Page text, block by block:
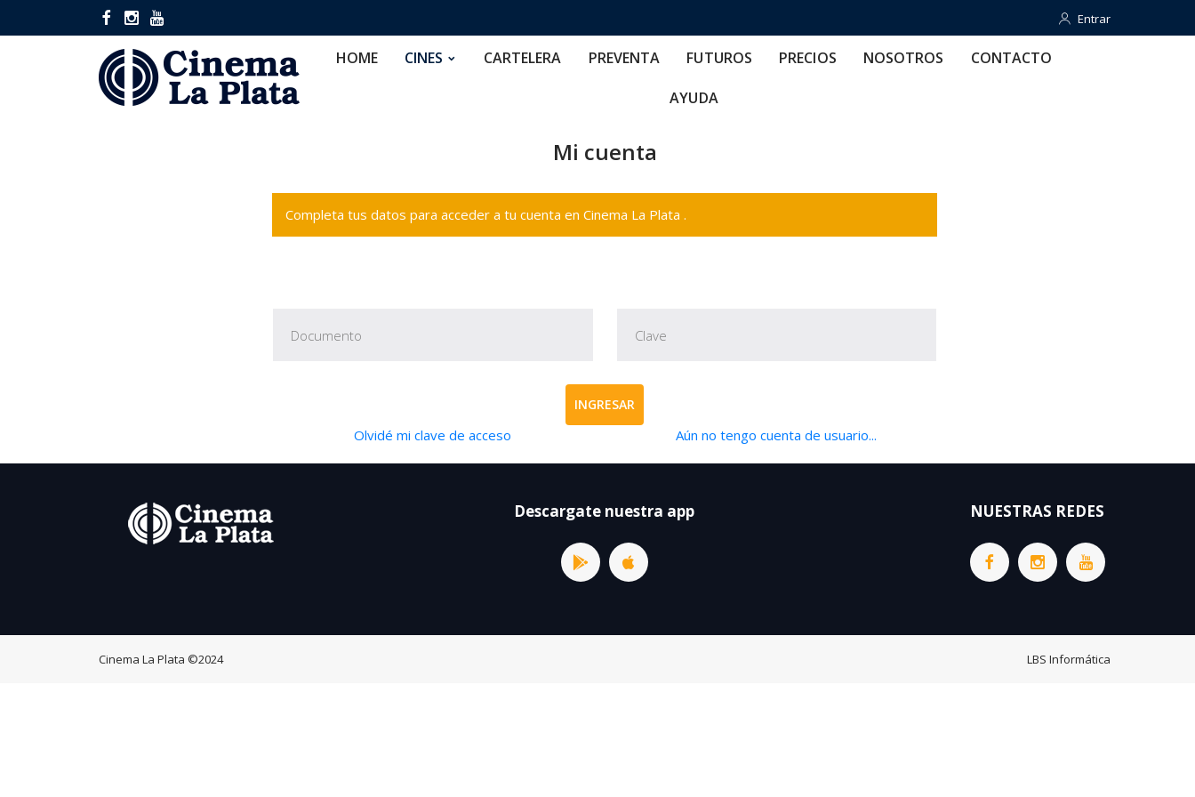
Entrar
Entrar
HOME CINES CARTELERA PREVENTA FUTUROS PRECIOS NOSOTROS CONTACTO
AYUDA
Mi cuenta
Completa tus datos para acceder a tu cuenta en Cinema La Plata .
INGRESAR
Olvidé mi clave de acceso Aún no tengo cuenta de usuario...
Descargate nuestra app NUESTRAS REDES
Cinema La Plata ©2024 LBS Informática